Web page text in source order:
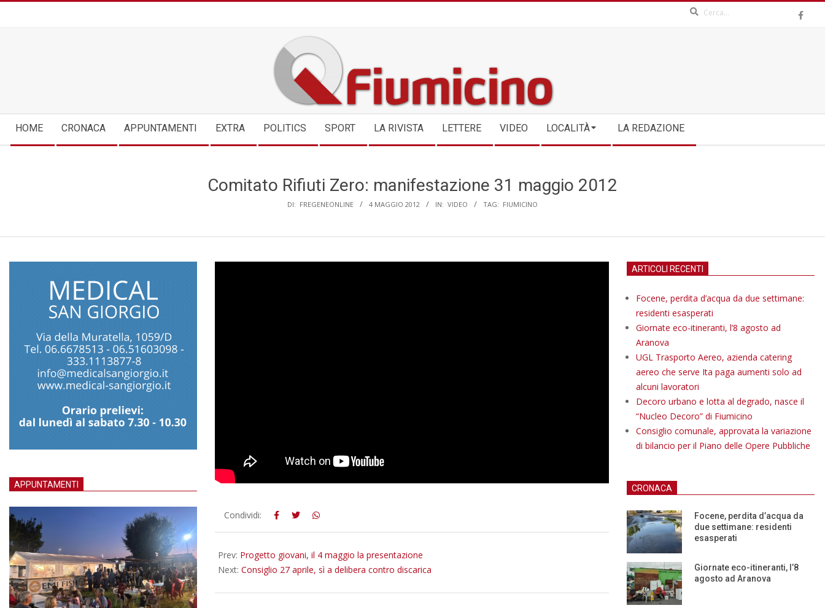
QFIUMICINO.COM
Navigation
Menu
HOME CRONACA APPUNTAMENTI EXTRA POLITICS SPORT LA RIVISTA LETTERE VIDEO LOCALITÀ LA REDAZIONE
Comitato Rifiuti Zero: manifestazione 31 maggio 2012
DI: FREGENEONLINE 4 MAGGIO 2012 IN: VIDEO TAG: FIUMICINO
2012-
05-
Condividi:
Prev: Progetto giovani, il 4 maggio la presentazione
Next: Consiglio 27 aprile, sì a delibera contro discarica
APPUNTAMENTI
ARTICOLI RECENTI
Focene, perdita d’acqua da due settimane:
residenti esasperati
Giornate eco-itineranti, l’8 agosto ad
Aranova
UGL Trasporto Aereo, azienda catering
aereo che serve Ita paga aumenti solo ad
alcuni lavoratori
Decoro urbano e lotta al degrado, nasce il
“Nucleo Decoro” di Fiumicino
Consiglio comunale, approvata la variazione
di bilancio per il Piano delle Opere Pubbliche
CRONACA
Focene, perdita d’acqua da
due settimane: residenti
esasperati
Giornate eco-itineranti, l’8
agosto ad Aranova